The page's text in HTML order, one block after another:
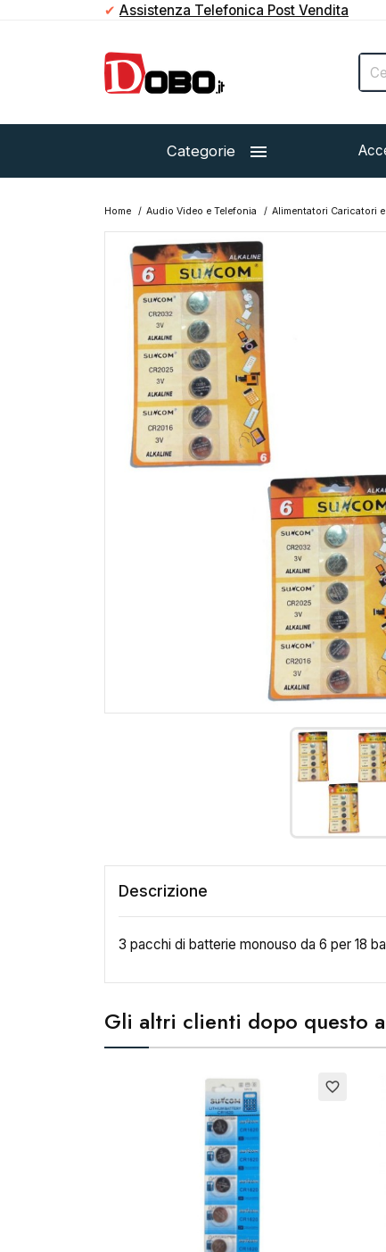
✔ Paga in contanti direttamente al corriere
Categorie 
Home Audio Video e Telefonia Alimentatori Caricatori
Descrizione
3 pacchi di batterie monouso da 6 per 18
Gli altri clienti dopo questo
favorite_border